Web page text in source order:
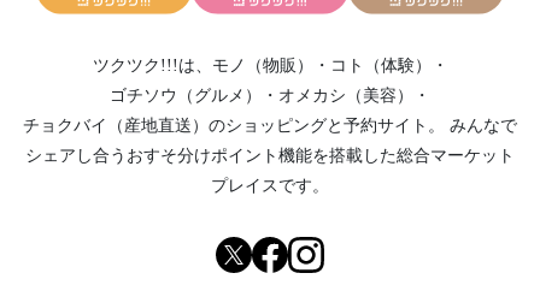
ツクツク!!!は、 モノ（物販） ・ コト（体験）
・
ゴチソウ（グルメ）
・ オメカシ（美容）
・
チョクバイ（産地直送） のショッピングと予約サイト。
みんなで
シェアし合う おすそ分けポイント機能を搭載した総合マーケット
プレイスです。